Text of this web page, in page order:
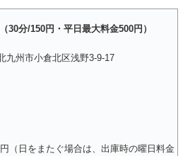
30分/150円・平日最大料金500円）
九州市小倉北区浅野3-9-17
（日をまたぐ場合は、出庫時の曜日料金